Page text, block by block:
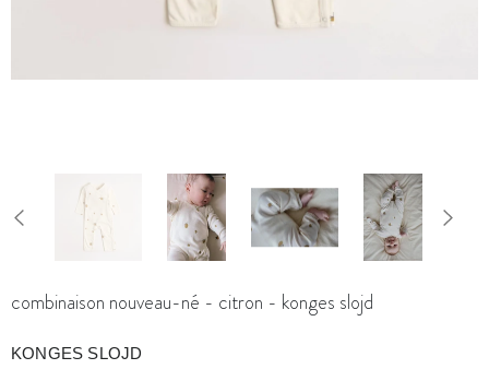
combinaison nouveau-né - citron - konges slojd
KONGES SLOJD